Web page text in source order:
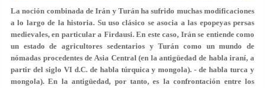
La noción combinada de Irán y Turán ha sufrido muchas modificaciones
a lo largo de la historia. Su uso clásico se asocia a las epopeyas persas
medievales, en particular a Firdausi. En este caso, Irán se entiende como
un estado de agricultores sedentarios y Turán como un mundo de
nómadas procedentes de Asia Central (en la antigüedad de habla iraní, a
partir del siglo VI d.C. de habla túrquica y mongola). - de habla turca y
mongola). En la antigüedad, por tanto, es la confrontación entre los